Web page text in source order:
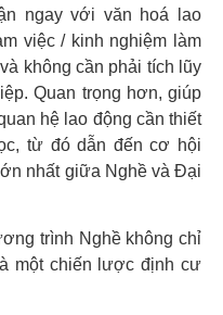
ngay với văn hoá lao
việc / kinh nghiệm làm
không cần phải tích lũy
Quan trọng hơn, giúp
hệ lao động cần thiết
từ đó dẫn đến cơ hội
nhất giữa Nghề và Đại
trình Nghề không chỉ
một chiến lược định cư